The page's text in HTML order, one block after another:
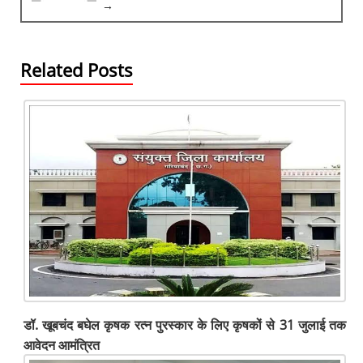
o p er
→
Related Posts
डॉ. खूबचंद बघेल कृषक रत्न पुरस्कार के लिए कृषकों से 31 जुलाई तक
आवेदन आमंत्रित